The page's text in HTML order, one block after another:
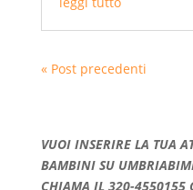
« Post precedenti
VUOI INSERIRE LA TUA
BAMBINI SU
CHIAMA IL 320-4550155